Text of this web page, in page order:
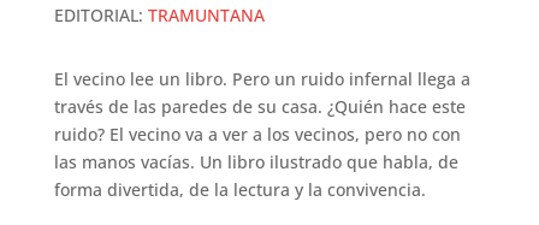
EDITORIAL: TRAMUNTANA
El vecino lee un libro. Pero un ruido infernal llega a
través de las paredes de su casa. ¿Quién hace este
ruido? El vecino va a ver a los vecinos, pero no con
las manos vacías. Un libro ilustrado que habla, de
forma divertida, de la lectura y la convivencia.